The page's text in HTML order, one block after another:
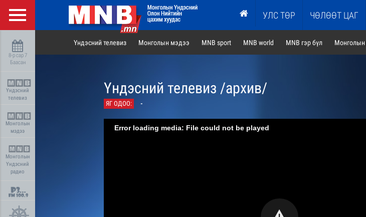
УЛС ТӨР ЧӨЛӨӨТ ЦАГ
8-р сар 7
Баасан
Үндэсний
телевиз
Монголын
мэдээ
Монголын
Үндэсний
радио
Үндэсний телевиз Монголын мэдээ MNB sport MNB world MNB гэр бүл Монголын
Үндэсний телевиз /архив/
ЯГ ОДОО: -
Error loading media: File could not be played